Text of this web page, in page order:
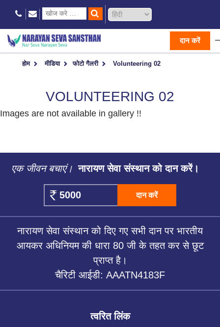
दान करें
होम मीडिया फोटो गैलरी Volunteering 02
VOLUNTEERING 02
Images are not available in gallery !!
एक जीवन बचाएं। नारायण सेवा संस्थान को दान करें।
दान करें
नारायण सेवा संस्थान को दिए गए सभी दान पर भारतीय
आयकर अधिनियम की धारा 80 जी के तहत कर से छूट
प्राप्त है।
चैरिटी आईडी: AAATN4183F
त्वरित लिंक